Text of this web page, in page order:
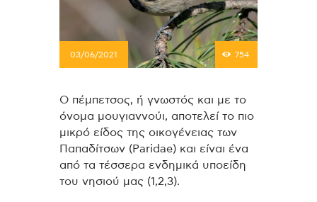
03/06/2021 754
Ο πέμπετσος, ή γνωστός και με το
όνομα μουγιαννούι, αποτελεί το πιο
μικρό είδος της οικογένειας των
Παπαδίτσων (Paridae) και είναι ένα
από τα τέσσερα ενδημικά υποείδη
του νησιού μας (1,2,3).